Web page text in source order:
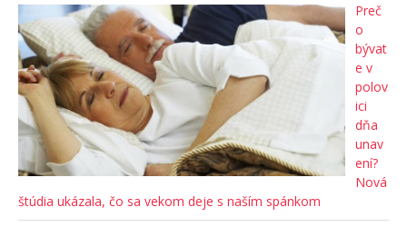
Preč
o
bývat
e v
polov
ici
dňa
unav
ení?
Nová
štúdia ukázala, čo sa vekom deje s naším spánkom